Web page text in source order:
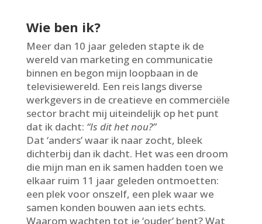
Wie ben ik?
Meer dan 10 jaar geleden stapte ik de
wereld van marketing en communicatie
binnen en begon mijn loopbaan in de
televisiewereld. Een reis langs diverse
werkgevers in de creatieve en commerciële
sector bracht mij uiteindelijk op het punt
dat ik dacht: “Is dit het nou?”
Dat ‘anders’ waar ik naar zocht, bleek
dichterbij dan ik dacht. Het was een droom
die mijn man en ik samen hadden toen we
elkaar ruim 11 jaar geleden ontmoetten:
een plek voor onszelf, een plek waar we
samen konden bouwen aan iets echts.
Waarom wachten tot je ‘ouder’ bent? Wat